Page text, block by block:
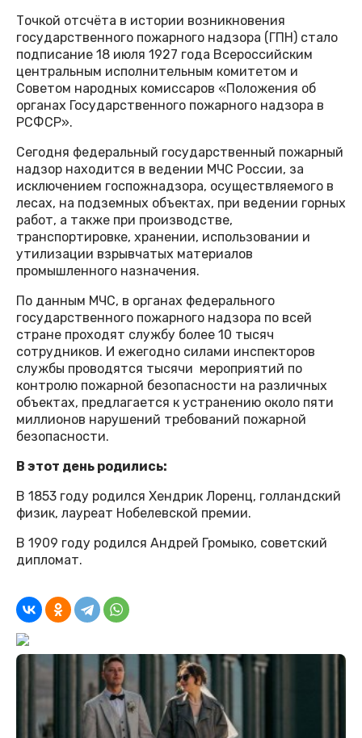
Точкой отсчёта в истории возникновения
государственного пожарного надзора (ГПН) стало
подписание 18 июля 1927 года Всероссийским
центральным исполнительным комитетом и
Советом народных комиссаров «Положения об
органах Государственного пожарного надзора в
РСФСР».
Сегодня федеральный государственный пожарный
надзор находится в ведении МЧС России, за
исключением госпожнадзора, осуществляемого в
лесах, на подземных объектах, при ведении горных
работ, а также при производстве,
транспортировке, хранении, использовании и
утилизации взрывчатых материалов
промышленного назначения.
По данным МЧС, в органах федерального
государственного пожарного надзора по всей
стране проходят службу более 10 тысяч
сотрудников. И ежегодно силами инспекторов
службы проводятся тысячи мероприятий по
контролю пожарной безопасности на различных
объектах, предлагается к устранению около пяти
миллионов нарушений требований пожарной
безопасности.
В этот день родились:
В 1853 году родился Хендрик Лоренц, голландский
физик, лауреат Нобелевской премии.
В 1909 году родился Андрей Громыко, советский
дипломат.